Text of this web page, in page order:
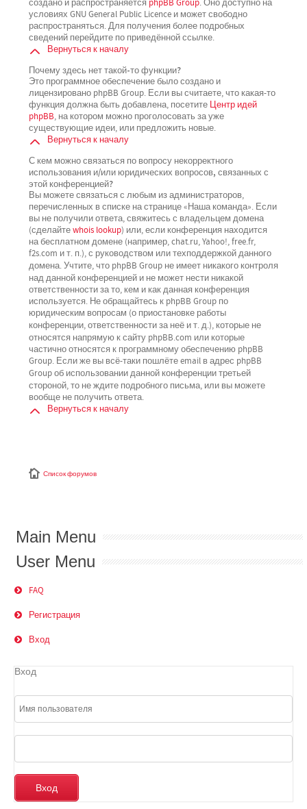
создано и распространяется phpBB Group. Оно доступно на
условиях GNU General Public Licence и может свободно
распространяться. Для получения более подробных
сведений перейдите по приведённой ссылке.
Вернуться к началу
Почему здесь нет такой-то функции?
Это программное обеспечение было создано и
лицензировано phpBB Group. Если вы считаете, что какая-то
функция должна быть добавлена, посетите Центр идей
phpBB, на котором можно проголосовать за уже
существующие идеи, или предложить новые.
Вернуться к началу
С кем можно связаться по вопросу некорректного
использования и/или юридических вопросов, связанных с
этой конференцией?
Вы можете связаться с любым из администраторов,
перечисленных в списке на странице «Наша команда». Если
вы не получили ответа, свяжитесь с владельцем домена
(сделайтеwhois lookup) или, если конференция находится
на бесплатном домене (например, chat.ru, Yahoo!, free.fr,
f2s.com и т. п.), с руководством или техподдержкой данного
домена. Учтите, что phpBB Group не имеет никакого контроля
над данной конференциейи не может нести никакой
ответственности за то, кем и как данная конференция
используется. Не обращайтесь к phpBB Group по
юридическим вопросам (о приостановке работы
конференции, ответственности за неё и т. д.), которые не
относятся напрямуюк сайту phpBB.com или которые
частично относятся к программному обеспечению phpBB
Group. Если же вы всё-таки пошлёте email в адрес phpBB
Group об использовании данной конференциитретьей
стороной, то не ждите подробного письма, или вы можете
вообще не получить ответа.
Вернуться к началу
Список форумов
Main Menu
User Menu
FAQ
Регистрация
Вход
Вход